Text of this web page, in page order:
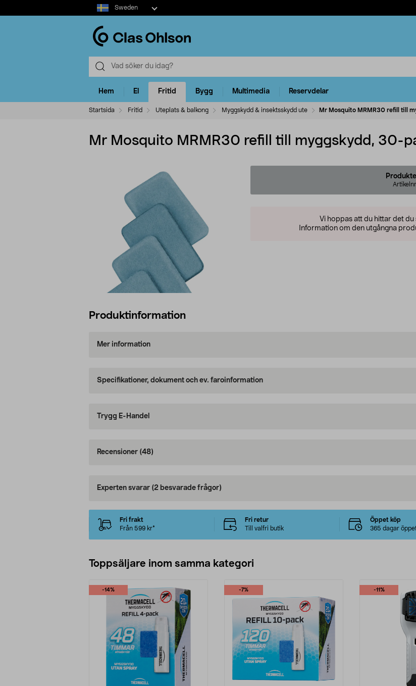
Select
market
Sweden
Hem El Fritid Bygg Multimedia Reservdelar
Startsida Fritid Uteplats & balkong Myggskydd & insektsskydd ute Mr Mosquito MRMR30 refill till
Mr Mosquito MRMR30 refill till myggskydd, 30-
Vi hoppas att du hittar det du
Information om den utgångna
Produktinformation
Mer information
Specifikationer, dokument och ev. faroinformation
Trygg E-Handel
Recensioner (48)
Experten svarar (2 besvarade frågor)
Fri frakt
Från 599 kr*
Fri retur
Till valfri butik
Öppet köp
365 dagar
Toppsäljare inom samma kategori
-14% -7% -11%